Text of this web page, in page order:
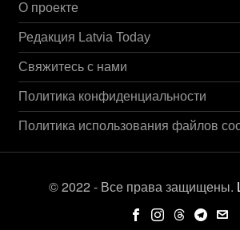
О проекте
Редакция Latvia Today
Свяжитесь с нами
Политика конфиденциальности
Политика использования файлов
© 2022 - Все права защищены.